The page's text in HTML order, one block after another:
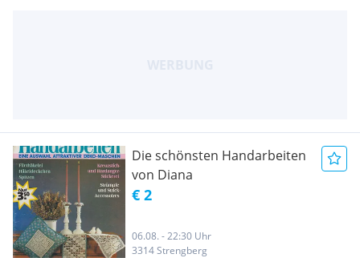
Die schönsten Handarbeiten
von Diana
€ 2
06.08. - 22:30 Uhr
3314 Strengberg